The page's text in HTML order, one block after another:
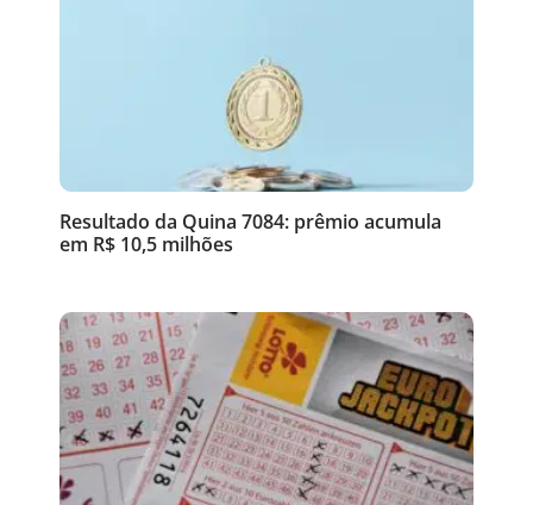
Resultado da Quina 7084: prêmio acumula
em R$ 10,5 milhões